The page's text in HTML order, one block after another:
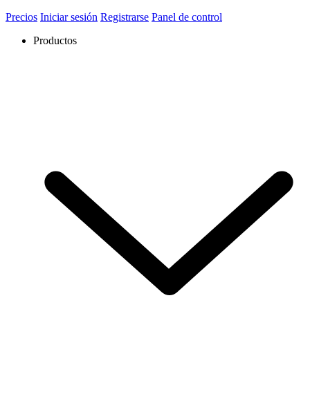
Precios Iniciar sesión Registrarse Panel de control
Productos